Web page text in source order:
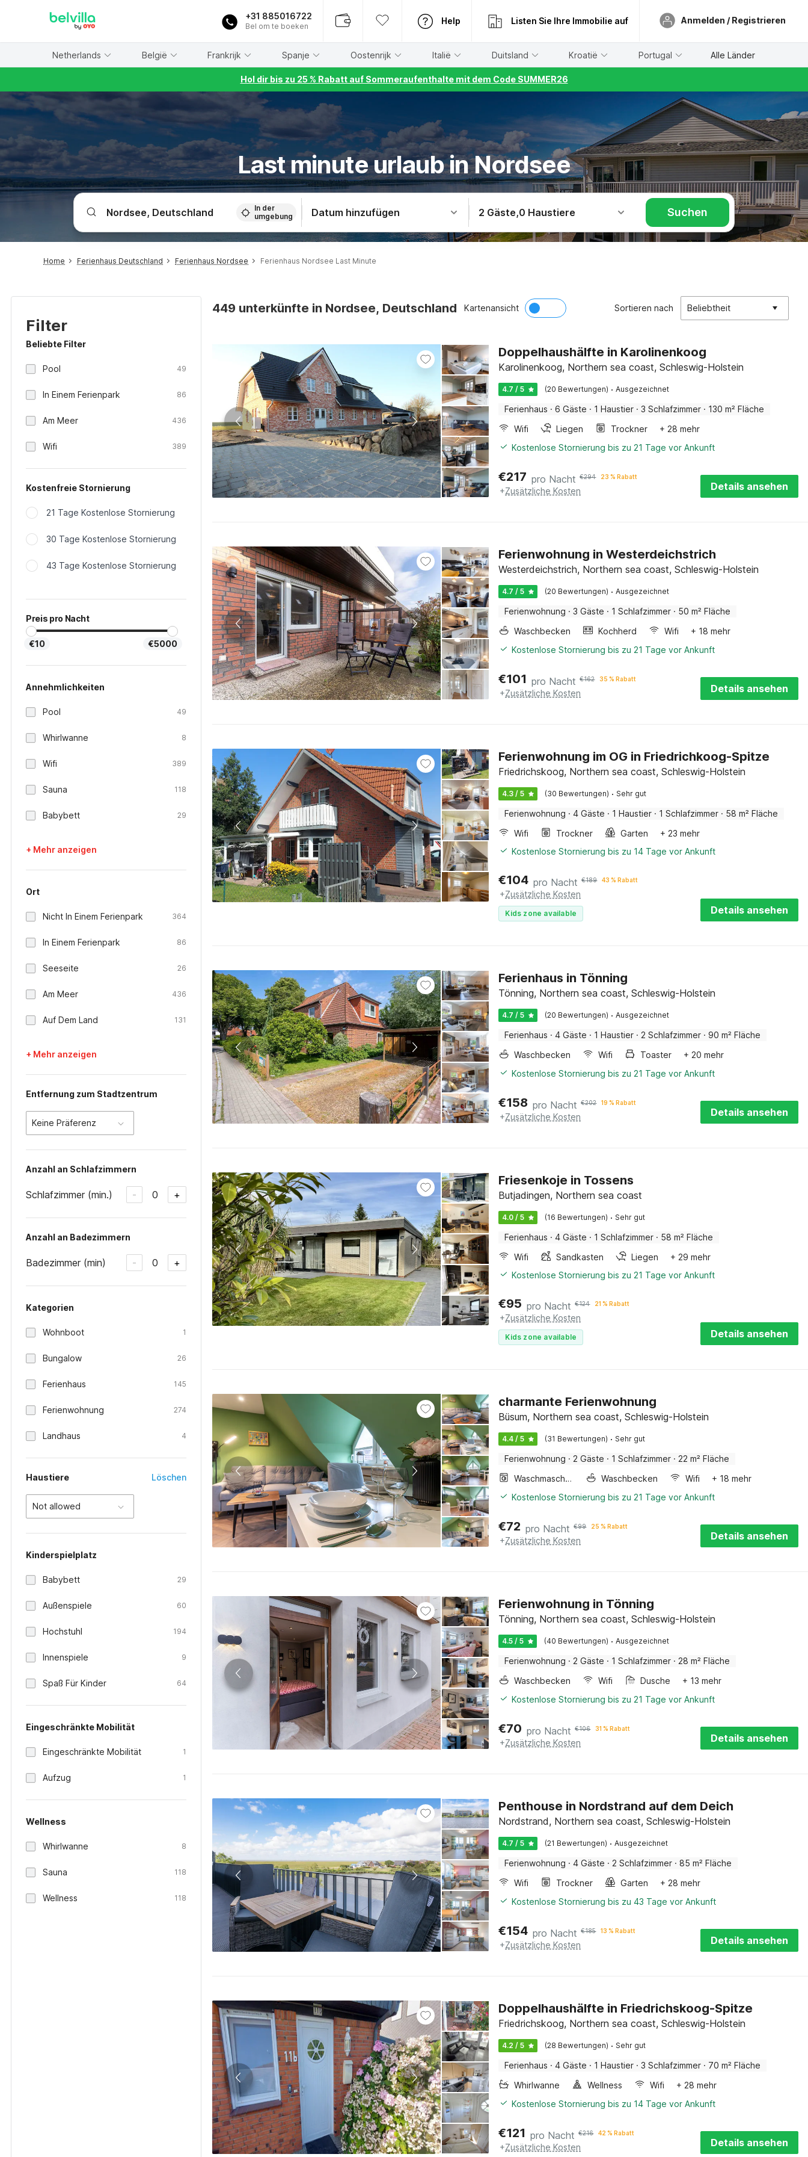
+31 885016722
Bel om te boeken
Help Listen Sie Ihre Immobilie auf Anmelden / Registrieren
Netherlands België Frankrijk Spanje Oostenrijk Italië Duitsland Kroatië Portugal Alle Länder
Hol dir bis zu 25 % Rabatt auf Sommeraufenthalte mit dem Code SUMMER26
Last minute urlaub in Nordsee
In der
umgebung
Datum hinzufügen 2 Gäste,0 Haustiere Suchen
Home Ferienhaus Deutschland Ferienhaus Nordsee Ferienhaus Nordsee Last Minute
Filter
Beliebte Filter
Pool 49
In Einem Ferienpark 86
Am Meer 436
Wifi 389
Kostenfreie Stornierung
21 Tage Kostenlose Stornierung
30 Tage Kostenlose Stornierung
43 Tage Kostenlose Stornierung
Preis pro Nacht
€10 €5000
Annehmlichkeiten
Pool 49
Whirlwanne 8
Wifi 389
Sauna 118
Babybett 29
+ Mehr anzeigen
Ort
Nicht In Einem Ferienpark 364
In Einem Ferienpark 86
Seeseite 26
Am Meer 436
Auf Dem Land 131
+ Mehr anzeigen
Entfernung zum Stadtzentrum
Keine Präferenz
Anzahl an Schlafzimmern
Schlafzimmer (min.) - 0 +
Anzahl an Badezimmern
Badezimmer (min) - 0 +
Kategorien
Wohnboot 1
Bungalow 26
Ferienhaus 145
Ferienwohnung 274
Landhaus 4
Haustiere Löschen
Not allowed
Kinderspielplatz
Babybett 29
Außenspiele 60
Hochstuhl 194
Innenspiele 9
Spaß Für Kinder 64
Eingeschränkte Mobilität
Eingeschränkte Mobilität 1
Aufzug 1
Wellness
Whirlwanne 8
Sauna 118
Wellness 118
449 unterkünfte in Nordsee, Deutschland Kartenansicht Sortieren nach Beliebtheit
Doppelhaushälfte in Karolinenkoog
Karolinenkoog, Northern sea coast, Schleswig-Holstein
4.7 / 5 (20 Bewertungen) · Ausgezeichnet
Ferienhaus · 6 Gäste · 1 Haustier · 3 Schlafzimmer · 130 m² Fläche
Wifi
Liegen Trockner
+ 28 mehr
Kostenlose Stornierung bis zu 21 Tage vor Ankunft
€217 pro Nacht €294 23 % Rabatt
+Zusätzliche Kosten Details ansehen
Ferienwohnung in Westerdeichstrich
Westerdeichstrich, Northern sea coast, Schleswig-Holstein
4.7 / 5 (20 Bewertungen) · Ausgezeichnet
Ferienwohnung · 3 Gäste · 1 Schlafzimmer · 50 m² Fläche
Waschbecken
Kochherd Wifi
+ 18 mehr
Kostenlose Stornierung bis zu 21 Tage vor Ankunft
€101 pro Nacht €162 35 % Rabatt
+Zusätzliche Kosten Details ansehen
Ferienwohnung im OG in Friedrichkoog-Spitze
Friedrichskoog, Northern sea coast, Schleswig-Holstein
4.3 / 5 (30 Bewertungen) · Sehr gut
Ferienwohnung · 4 Gäste · 1 Haustier · 1 Schlafzimmer · 58 m² Fläche
Wifi
Trockner Garten
+ 23 mehr
Kostenlose Stornierung bis zu 14 Tage vor Ankunft
€104 pro Nacht €189 43 % Rabatt
+Zusätzliche Kosten
Kids zone available Details ansehen
Ferienhaus in Tönning
Tönning, Northern sea coast, Schleswig-Holstein
4.7 / 5 (20 Bewertungen) · Ausgezeichnet
Ferienhaus · 4 Gäste · 1 Haustier · 2 Schlafzimmer · 90 m² Fläche
Waschbecken
Wifi Toaster
+ 20 mehr
Kostenlose Stornierung bis zu 21 Tage vor Ankunft
€158 pro Nacht €202 19 % Rabatt
+Zusätzliche Kosten Details ansehen
Friesenkoje in Tossens
Butjadingen, Northern sea coast
4.0 / 5 (16 Bewertungen) · Sehr gut
Ferienhaus · 4 Gäste · 1 Schlafzimmer · 58 m² Fläche
Wifi
Sandkasten Liegen
+ 29 mehr
Kostenlose Stornierung bis zu 21 Tage vor Ankunft
€95 pro Nacht €124 21 % Rabatt
+Zusätzliche Kosten
Kids zone available Details ansehen
charmante Ferienwohnung
Büsum, Northern sea coast, Schleswig-Holstein
4.4 / 5 (31 Bewertungen) · Sehr gut
Ferienwohnung · 2 Gäste · 1 Schlafzimmer · 22 m² Fläche
Waschmaschine
Waschbecken Wifi
+ 18 mehr
Kostenlose Stornierung bis zu 21 Tage vor Ankunft
€72 pro Nacht €99 25 % Rabatt
+Zusätzliche Kosten Details ansehen
Ferienwohnung in Tönning
Tönning, Northern sea coast, Schleswig-Holstein
4.5 / 5 (40 Bewertungen) · Ausgezeichnet
Ferienwohnung · 2 Gäste · 1 Schlafzimmer · 28 m² Fläche
Waschbecken
Wifi Dusche
+ 13 mehr
Kostenlose Stornierung bis zu 21 Tage vor Ankunft
€70 pro Nacht €106 31 % Rabatt
+Zusätzliche Kosten Details ansehen
Penthouse in Nordstrand auf dem Deich
Nordstrand, Northern sea coast, Schleswig-Holstein
4.7 / 5 (21 Bewertungen) · Ausgezeichnet
Ferienwohnung · 4 Gäste · 2 Schlafzimmer · 85 m² Fläche
Wifi
Trockner Garten
+ 28 mehr
Kostenlose Stornierung bis zu 43 Tage vor Ankunft
€154 pro Nacht €185 13 % Rabatt
+Zusätzliche Kosten Details ansehen
Doppelhaushälfte in Friedrichskoog-Spitze
Friedrichskoog, Northern sea coast, Schleswig-Holstein
4.2 / 5 (28 Bewertungen) · Sehr gut
Ferienhaus · 4 Gäste · 1 Haustier · 3 Schlafzimmer · 70 m² Fläche
Whirlwanne
Wellness Wifi
+ 28 mehr
Kostenlose Stornierung bis zu 14 Tage vor Ankunft
€121 pro Nacht €216 42 % Rabatt
+Zusätzliche Kosten Details ansehen